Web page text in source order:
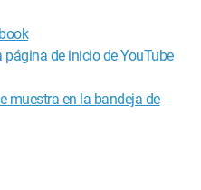
de inicio de YouTube
muestra en la bandeja de